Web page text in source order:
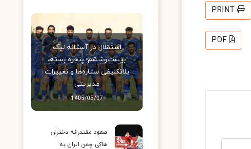
PRINT
PDF
استقلال در آستانه لیگ
بیست‌وششم؛ پنجره بسته،
بلاتکلیفی ستاره‌ها و تغییرات
مدیریتی
1405/05/07
صعود مقتدرانه دختران
هاکی چمن ایران به